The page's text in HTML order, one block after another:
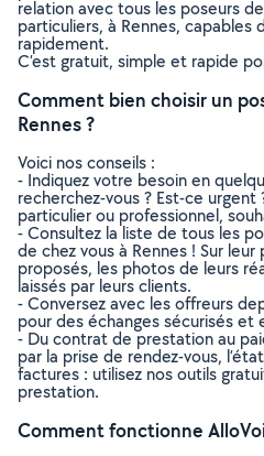
relation avec tous les poseurs
particuliers, à Rennes, capables
rapidement.
C’est gratuit, simple et rapide
Comment bien choisir un
Rennes ?
Voici nos conseils :
- Indiquez votre besoin en
recherchez-vous ? Est-ce
particulier ou professionnel,
- Consultez la liste de tous les
de chez vous à Rennes ! Sur
proposés, les photos de leurs
laissés par leurs clients.
- Conversez avec les offreurs
pour des échanges sécurisés et
- Du contrat de prestation au
par la prise de rendez-vous,
factures : utilisez nos outils
prestation.
Comment fonctionne